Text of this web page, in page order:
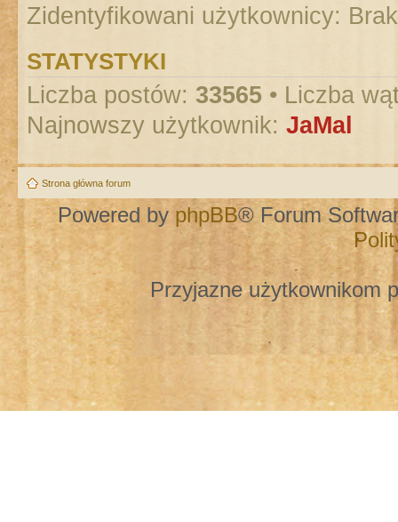
Zidentyfikowani użytkownicy:
STATYSTYKI
Liczba postów: 33565 • Liczba
Najnowszy użytkownik: JaMal
Strona główna forum
Powered by phpBB® Forum
Przyjazne użytkownikom